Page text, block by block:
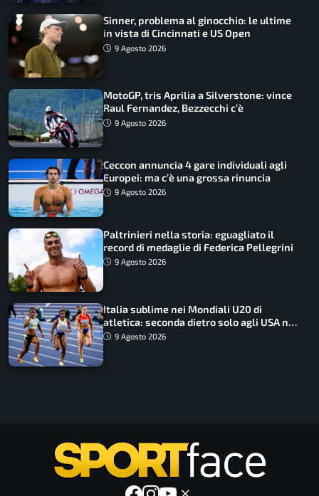
Sinner, problema al ginocchio: le ultime
in vista di Cincinnati e US Open
9 Agosto 2026
MotoGP, tris Aprilia a Silverstone: vince
Raul Fernandez, Bezzecchi c’è
9 Agosto 2026
Ceccon annuncia 4 gare individuali agli
Europei: ma c’è una grossa rinuncia
9 Agosto 2026
Paltrinieri nella storia: eguagliato il
record di medaglie di Federica Pellegrini
9 Agosto 2026
Italia sublime nei Mondiali U20 di
atletica: seconda dietro solo agli USA nel
medagliere
9 Agosto 2026